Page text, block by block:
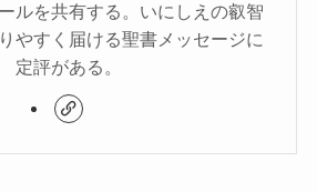
ルを共有する。いにしえの叡智
やすく届ける聖書メッセージに
定評がある。